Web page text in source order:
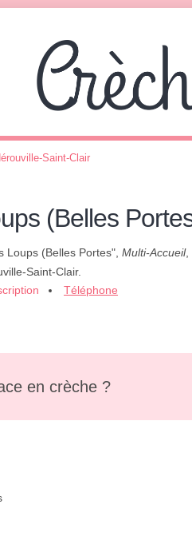
Saint-Clair
(Belles
Loups (Belles Portes", Multi-Accueil,
Saint-Clair.
Téléphone
en crèche ?